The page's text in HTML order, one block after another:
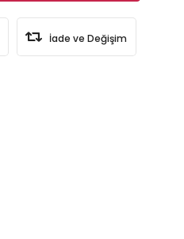
İade ve Değişim